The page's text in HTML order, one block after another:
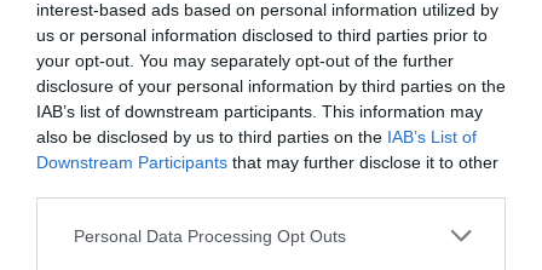
interest-based ads based on personal information utilized by
us or personal information disclosed to third parties prior to
your opt-out. You may separately opt-out of the further
disclosure of your personal information by third parties on the
IAB’s list of downstream participants. This information may
also be disclosed by us to third parties on the IAB’s List of
Downstream Participants that may further disclose it to other
Personal Data Processing Opt Outs
Φωτορεπορτάζ Από Το Bingo Των Lions Kω